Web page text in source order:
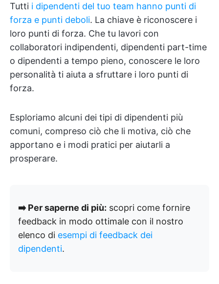
Tutti i dipendenti del tuo team hanno punti di
forza e punti deboli. La chiave è riconoscere i
loro punti di forza. Che tu lavori con
collaboratori indipendenti, dipendenti part-time
o dipendenti a tempo pieno, conoscere le loro
personalità ti aiuta a sfruttare i loro punti di
forza.
Esploriamo alcuni dei tipi di dipendenti più
comuni, compreso ciò che li motiva, ciò che
apportano e i modi pratici per aiutarli a
prosperare.
➡️ Per saperne di più: scopri come fornire
feedback in modo ottimale con il nostro
elenco di esempi di feedback dei
dipendenti.